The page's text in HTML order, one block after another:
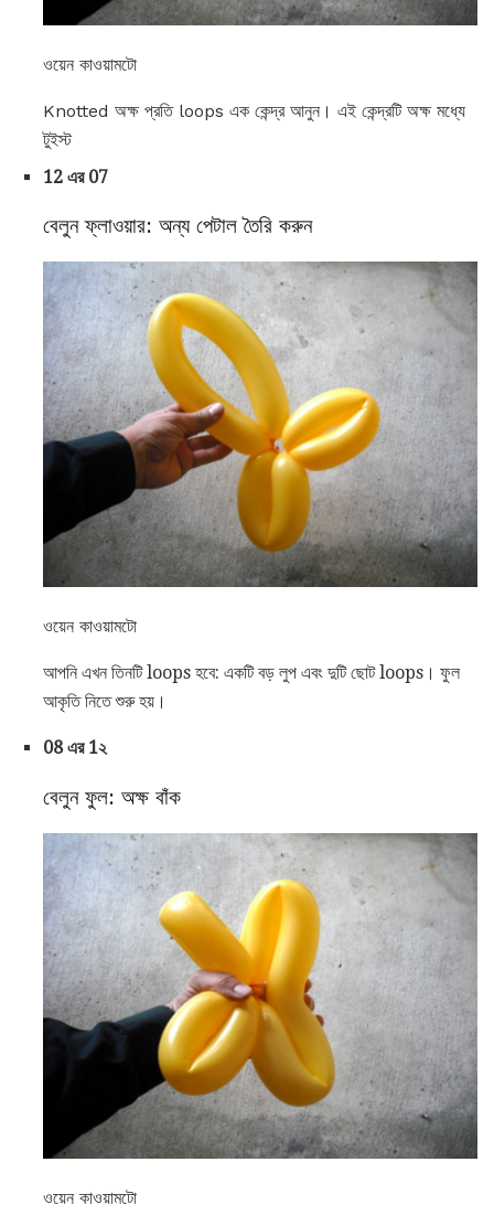
ওয়েন কাওয়ামটো
Knotted অক্ষ প্রতি loops এক কেন্দ্র আনুন। এই কেন্দ্রটি অক্ষ মধ্যে
টুইস্ট
12 এর 07
বেলুন ফ্লাওয়ার: অন্য পেটাল তৈরি করুন
ওয়েন কাওয়ামটো
আপনি এখন তিনটি loops হবে: একটি বড় লুপ এবং দুটি ছোট loops। ফুল
আকৃতি নিতে শুরু হয়।
08 এর 1২
বেলুন ফুল: অক্ষ বাঁক
ওয়েন কাওয়ামটো